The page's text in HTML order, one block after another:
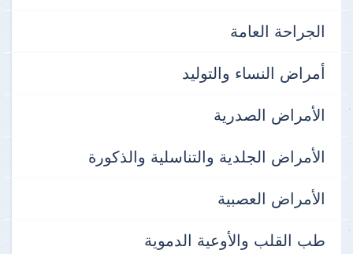
الجراحة العامة
أمراض النساء والتوليد
الأمراض الصدرية
الأمراض الجلدية والتناسلية والذكورة
الأمراض العصبية
طب القلب والأوعية الدموية